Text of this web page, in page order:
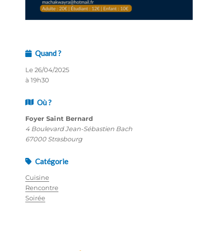
Quand ?
Le 26/04/2025
à 19h30
Où ?
Foyer Saint Bernard
4 Boulevard Jean-Sébastien Bach
67000 Strasbourg
Catégorie
Cuisine
Rencontre
Soirée